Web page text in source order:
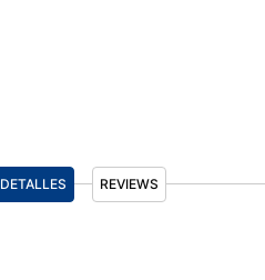
DETALLES REVIEWS